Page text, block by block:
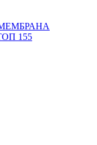
155